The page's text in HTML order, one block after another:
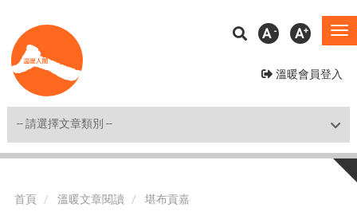
至
主
溫暖會員登入
A A
Shortcut
首頁 溫暖文章閱讀 堪布貢嘉